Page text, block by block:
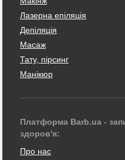
Лазерна епіляція
Депіляція
Масаж
Тату, пірсинг
Манікюр
Платформа Barb.ua -
здоров'я:
Про нас